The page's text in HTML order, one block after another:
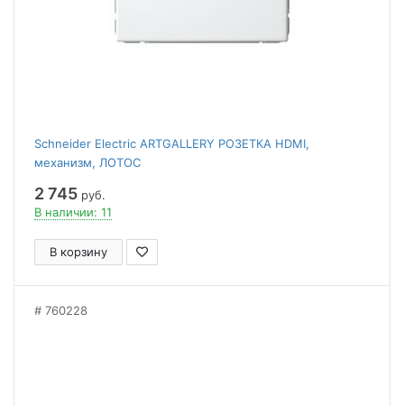
Schneider Electric ARTGALLERY РОЗЕТКА HDMI,
механизм, ЛОТОС
2 745 руб.
В наличии: 11
В корзину
760228